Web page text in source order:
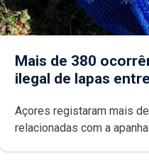
Mais de 380
ilegal de lapas
Açores registaram mais de 380
relacionadas com a apanha